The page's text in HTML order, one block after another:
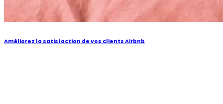
Améliorez la satisfaction de vos clients Airbnb